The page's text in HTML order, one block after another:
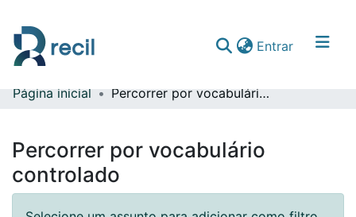
Entrar(current)
Comunidades & Coleções
Página inicial Percorrer por vocabulário controlado
Percorrer por vocabulário
controlado